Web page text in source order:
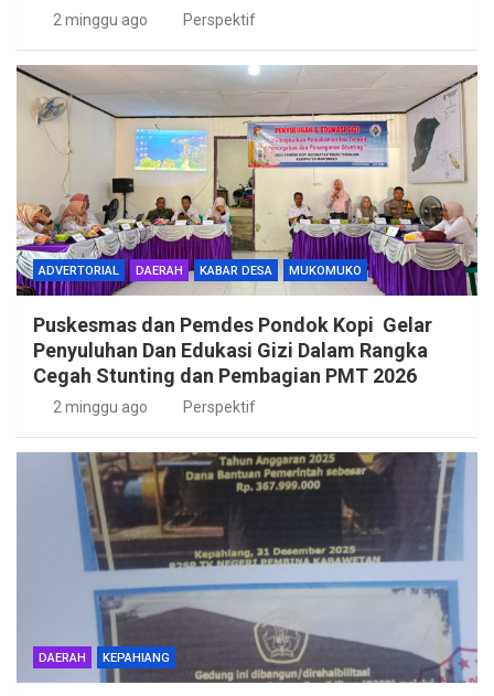
2 minggu ago Perspektif
ADVERTORIAL DAERAH KABAR DESA MUKOMUKO
Puskesmas dan Pemdes Pondok Kopi Gelar
Penyuluhan Dan Edukasi Gizi Dalam Rangka
Cegah Stunting dan Pembagian PMT 2026
2 minggu ago Perspektif
DAERAH KEPAHIANG